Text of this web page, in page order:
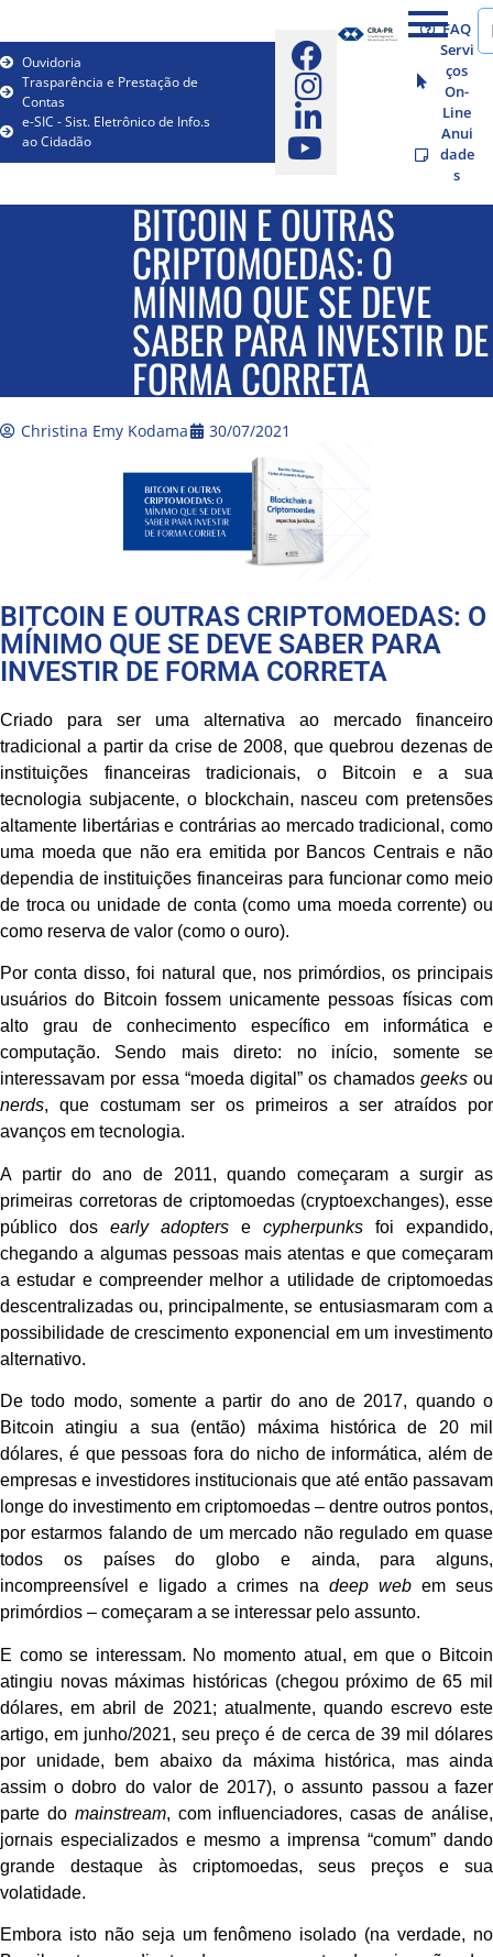
Ouvidoria
Trasparência e Prestação de
Contas
e-SIC - Sist. Eletrônico de Info.s
ao Cidadão
FAQ
Servi
ços
On-
Line
Anui
dade
s
BITCOIN E OUTRAS
CRIPTOMOEDAS: O
MÍNIMO QUE SE DEVE
SABER PARA INVESTIR DE
FORMA CORRETA
Christina Emy Kodama 30/07/2021
BITCOIN E OUTRAS CRIPTOMOEDAS: O
MÍNIMO QUE SE DEVE SABER PARA
INVESTIR DE FORMA CORRETA
Criado para ser uma alternativa ao mercado financeiro
tradicional a partir da crise de 2008, que quebrou dezenas de
instituições financeiras tradicionais, o Bitcoin e a sua
tecnologia subjacente, o blockchain, nasceu com pretensões
altamente libertárias e contrárias ao mercado tradicional, como
uma moeda que não era emitida por Bancos Centrais e não
dependia de instituições financeiras para funcionar como meio
de troca ou unidade de conta (como uma moeda corrente) ou
como reserva de valor (como o ouro).
Por conta disso, foi natural que, nos primórdios, os principais
usuários do Bitcoin fossem unicamente pessoas físicas com
alto grau de conhecimento específico em informática e
computação. Sendo mais direto: no início, somente se
interessavam por essa “moeda digital” os chamados geeks ou
nerds, que costumam ser os primeiros a ser atraídos por
avanços em tecnologia.
A partir do ano de 2011, quando começaram a surgir as
primeiras corretoras de criptomoedas (cryptoexchanges), esse
público dos early adopters e cypherpunks foi expandido,
chegando a algumas pessoas mais atentas e que começaram
a estudar e compreender melhor a utilidade de criptomoedas
descentralizadas ou, principalmente, se entusiasmaram com a
possibilidade de crescimento exponencial em um investimento
alternativo.
De todo modo, somente a partir do ano de 2017, quando o
Bitcoin atingiu a sua (então) máxima histórica de 20 mil
dólares, é que pessoas fora do nicho de informática, além de
empresas e investidores institucionais que até então passavam
longe do investimento em criptomoedas – dentre outros pontos,
por estarmos falando de um mercado não regulado em quase
todos os países do globo e ainda, para alguns,
incompreensível e ligado a crimes na deep web em seus
primórdios – começaram a se interessar pelo assunto.
E como se interessam. No momento atual, em que o Bitcoin
atingiu novas máximas históricas (chegou próximo de 65 mil
dólares, em abril de 2021; atualmente, quando escrevo este
artigo, em junho/2021, seu preço é de cerca de 39 mil dólares
por unidade, bem abaixo da máxima histórica, mas ainda
assim o dobro do valor de 2017), o assunto passou a fazer
parte do mainstream, com influenciadores, casas de análise,
jornais especializados e mesmo a imprensa “comum” dando
grande destaque às criptomoedas, seus preços e sua
volatidade.
Embora isto não seja um fenômeno isolado (na verdade, no